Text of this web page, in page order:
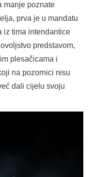
manje poznate
prva je u mandatu
iz tima intendantice
predstavom,
plesačicama i
na pozornici nisu
dali cijelu svoju